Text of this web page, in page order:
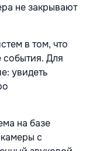
не закрывают
в том, что
события. Для
увидеть
на базе
с